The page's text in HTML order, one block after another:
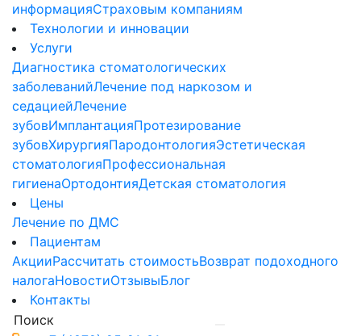
информацияСтраховым компаниям
Технологии и инновации
Услуги
Диагностика стоматологических
заболеванийЛечение под наркозом и
седациейЛечение
зубовИмплантацияПротезирование
зубовХирургияПародонтологияЭстетическая
стоматологияПрофессиональная
гигиенаОртодонтияДетская стоматология
Цены
Лечение по ДМС
Пациентам
АкцииРассчитать стоимостьВозврат подоходного
налогаНовостиОтзывыБлог
Контакты